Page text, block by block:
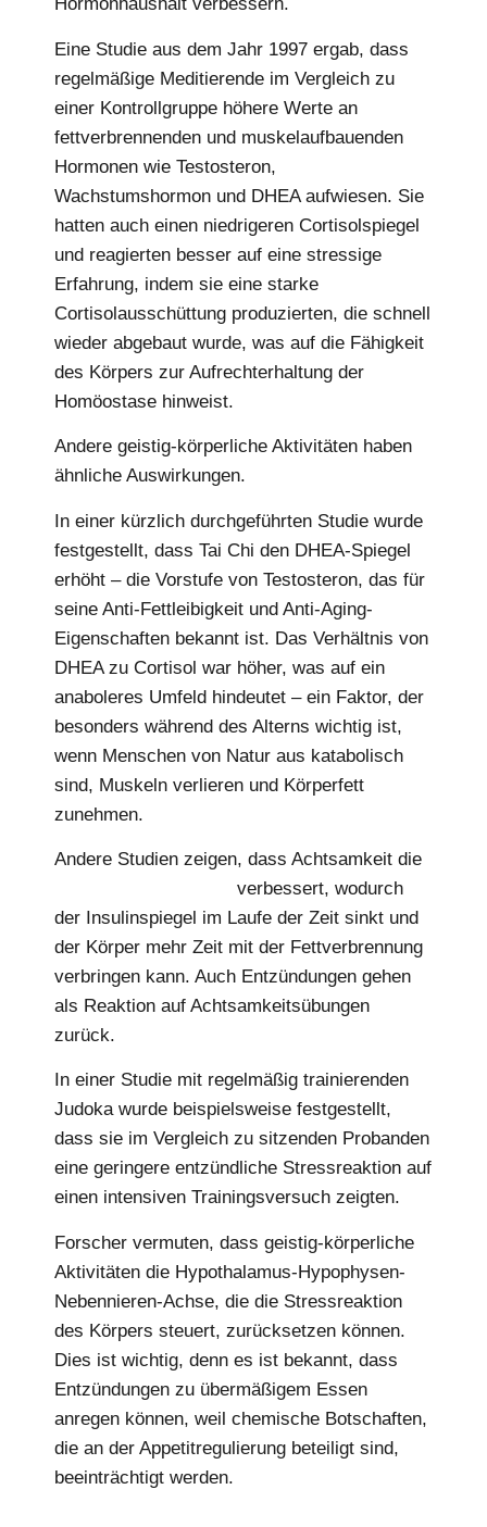
Hormonhaushalt verbessern.
Eine Studie aus dem Jahr 1997 ergab, dass
regelmäßige Meditierende im Vergleich zu
einer Kontrollgruppe höhere Werte an
fettverbrennenden und muskelaufbauenden
Hormonen wie Testosteron,
Wachstumshormon und DHEA aufwiesen. Sie
hatten auch einen niedrigeren Cortisolspiegel
und reagierten besser auf eine stressige
Erfahrung, indem sie eine starke
Cortisolausschüttung produzierten, die schnell
wieder abgebaut wurde, was auf die Fähigkeit
des Körpers zur Aufrechterhaltung der
Homöostase hinweist.
Andere geistig-körperliche Aktivitäten haben
ähnliche Auswirkungen.
In einer kürzlich durchgeführten Studie wurde
festgestellt, dass Tai Chi den DHEA-Spiegel
erhöht – die Vorstufe von Testosteron, das für
seine Anti-Fettleibigkeit und Anti-Aging-
Eigenschaften bekannt ist. Das Verhältnis von
DHEA zu Cortisol war höher, was auf ein
anaboleres Umfeld hindeutet – ein Faktor, der
besonders während des Alterns wichtig ist,
wenn Menschen von Natur aus katabolisch
sind, Muskeln verlieren und Körperfett
zunehmen.
Andere Studien zeigen, dass Achtsamkeit die
verbessert, wodurch
der Insulinspiegel im Laufe der Zeit sinkt und
der Körper mehr Zeit mit der Fettverbrennung
verbringen kann. Auch Entzündungen gehen
als Reaktion auf Achtsamkeitsübungen
zurück.
In einer Studie mit regelmäßig trainierenden
Judoka wurde beispielsweise festgestellt,
dass sie im Vergleich zu sitzenden Probanden
eine geringere entzündliche Stressreaktion auf
einen intensiven Trainingsversuch zeigten.
Forscher vermuten, dass geistig-körperliche
Aktivitäten die Hypothalamus-Hypophysen-
Nebennieren-Achse, die die Stressreaktion
des Körpers steuert, zurücksetzen können.
Dies ist wichtig, denn es ist bekannt, dass
Entzündungen zu übermäßigem Essen
anregen können, weil chemische Botschaften,
die an der Appetitregulierung beteiligt sind,
beeinträchtigt werden.